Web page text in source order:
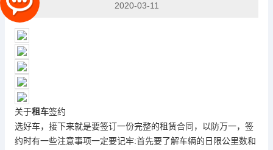
2020-03-11
关于租车签约
选好车，接下来就是要签订一份完整的租赁合同，以防万一，签
约时有一些注意事项一定要记牢:首先要了解车辆的日限公里数和